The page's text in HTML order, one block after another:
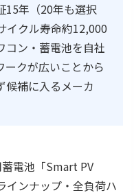
15年（20年も選択
イクル寿命約12,000
コン・蓄電池を自社
ークが広いことから
候補に入るメーカ
電池「Smart PV
ンナップ・全負荷ハ